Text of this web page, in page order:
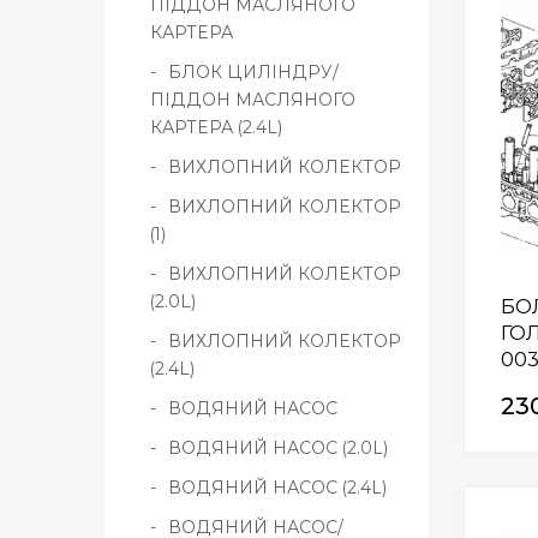
003
ПІДДОН МАСЛЯНОГО
КАРТЕРА
БЛОК ЦИЛІНДРУ/
ПІДДОН МАСЛЯНОГО
КАРТЕРА (2.4L)
ВИХЛОПНИЙ КОЛЕКТОР
ВИХЛОПНИЙ КОЛЕКТОР
(1)
ВИХЛОПНИЙ КОЛЕКТОР
(2.0L)
ВИХЛОПНИЙ КОЛЕКТОР
(2.4L)
ВОДЯНИЙ НАСОС
ВОДЯНИЙ НАСОС (2.0L)
ВОДЯНИЙ НАСОС (2.4L)
ВОДЯНИЙ НАСОС/